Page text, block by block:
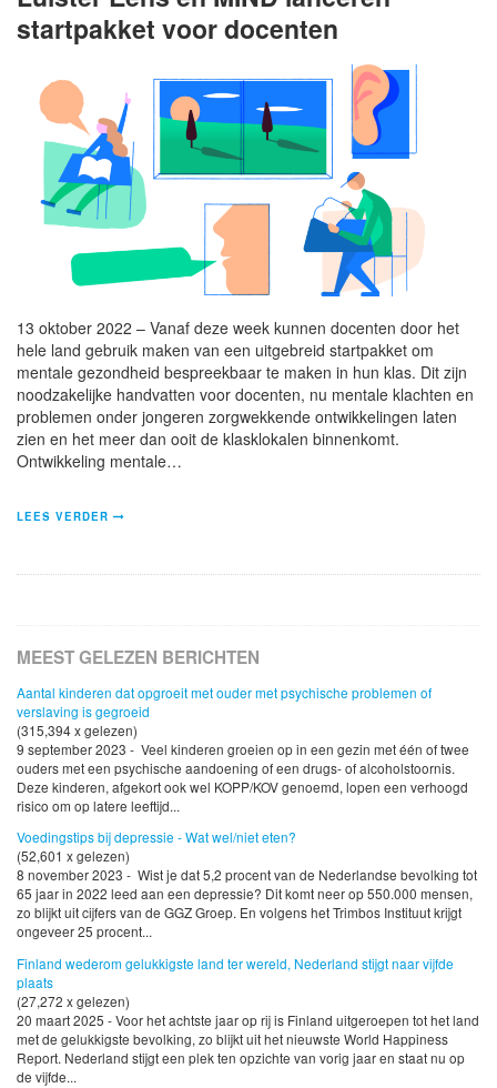
startpakket voor docenten
13 oktober 2022 – Vanaf deze week kunnen docenten door het
hele land gebruik maken van een uitgebreid startpakket om
mentale gezondheid bespreekbaar te maken in hun klas. Dit zijn
noodzakelijke handvatten voor docenten, nu mentale klachten en
problemen onder jongeren zorgwekkende ontwikkelingen laten
zien en het meer dan ooit de klasklokalen binnenkomt.
Ontwikkeling mentale…
LEES VERDER
MEEST GELEZEN BERICHTEN
Aantal kinderen dat opgroeit met ouder met psychische problemen of
verslaving is gegroeid
(315,394 x gelezen)
9 september 2023 - Veel kinderen groeien op in een gezin met één of twee
ouders met een psychische aandoening of een drugs- of alcoholstoornis.
Deze kinderen, afgekort ook wel KOPP/KOV genoemd, lopen een verhoogd
risico om op latere leeftijd...
Voedingstips bij depressie - Wat wel/niet eten?
(52,601 x gelezen)
8 november 2023 - Wist je dat 5,2 procent van de Nederlandse bevolking tot
65 jaar in 2022 leed aan een depressie? Dit komt neer op 550.000 mensen,
zo blijkt uit cijfers van de GGZ Groep. En volgens het Trimbos Instituut krijgt
ongeveer 25 procent...
Finland wederom gelukkigste land ter wereld, Nederland stijgt naar vijfde
plaats
(27,272 x gelezen)
20 maart 2025 - Voor het achtste jaar op rij is Finland uitgeroepen tot het land
met de gelukkigste bevolking, zo blijkt uit het nieuwste World Happiness
Report. Nederland stijgt een plek ten opzichte van vorig jaar en staat nu op
de vijfde...